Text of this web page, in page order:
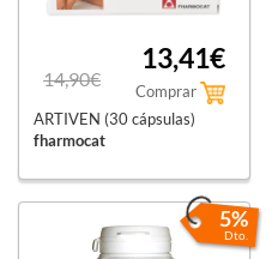
14,90€
13,41€
Comprar
ARTIVEN (30 cápsulas)
fharmocat
5%
Dto.